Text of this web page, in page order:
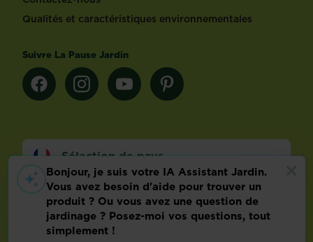
Qualités et caractéristiques environnementales
Suivre La Pause Jardin
Sélection de pays
Footer
Mentions légalesFAQ
Politique relative aux données personnelles
Préférences de cookies